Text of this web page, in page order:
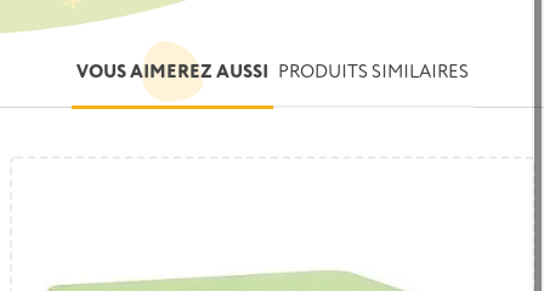
VOUS AIMEREZ AUSSI PRODUITS SIMILAIRES